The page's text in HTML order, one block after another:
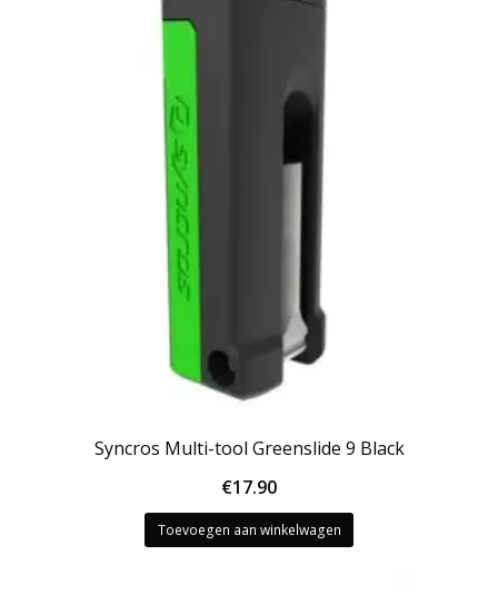
Syncros Multi-tool Greenslide 9 Black
€17.90
Toevoegen aan winkelwagen